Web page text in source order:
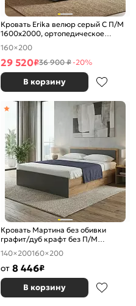
Кровать Erika велюр серый С П/М
1600x2000, ортопедическое
основание, изголовье мягкое
160×200
29 520₽36 900 ₽-20%
В корзину
Кровать Мартина без обивки
графит/дуб крафт без П/М
1400x2000, изголовье жесткое
140×200160×200
от 8 446₽
В корзину